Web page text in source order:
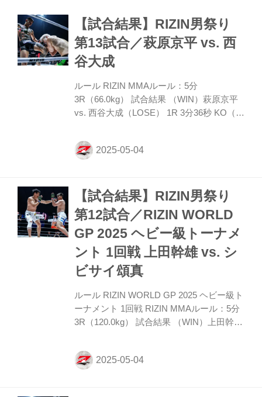
い左ストレートにドームは大きくどよめく
が、高木は右インローを連発。秋元が左右
フックで迫ると、高木は組みつきコーナー
に押し込む。だが、ここは秋元が体を離
振。高木はハイ、横蹴りと対抗する。
ROUND 2 高木はジャブと...
【試合結果】RIZIN男祭り
第13試合／萩原京平 vs. 西
谷大成
ルール RIZIN MMAルール：5分
3R（66.0kg） 試合結果 （WIN）萩原京平
vs. 西谷大成（LOSE） 1R 3分36秒 KO（ス
から積極的に攻めて出て、ワンツーからの
タックルで組みつく。萩原はしかし差し返
る。西谷はそこから立ち上がり両者打ち合
いに。萩原は打点の高いヒザこそ当たらな
いもジャブ、カーフと当てて西谷を削る。
そこから右クロスを当て、さらに右ストレ
ート、返しの左フックで西谷を刈り取り、
パウンドで追撃してKOした。 勝利者コメ
ント 「未来（ミク...
【試合結果】RIZIN男祭り
第12試合／RIZIN WORLD
GP 2025 ヘビー級トーナメ
ント 1回戦 上田幹雄 vs. シ
ビサイ頌真
ルール RIZIN WORLD GP 2025 ヘビー級ト
ーナメント 1回戦 RIZIN MMAルール：5分
3R（120.0kg） 試合結果 （WIN）上田幹雄
KO（スタンドでのキック） 入場 ROUND
1 上田は左右に構えを変えながら左右のカ